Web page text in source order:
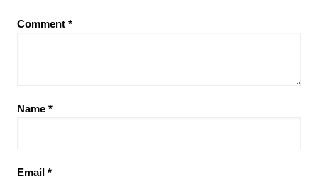
Comment *
Name *
Email *